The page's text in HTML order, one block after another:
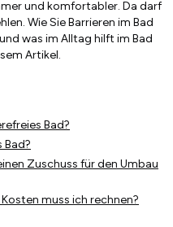
und komfortabler. Da darf
Wie Sie Barrieren im Bad
was im Alltag hilft im Bad
Artikel.
Bad?
Bad?
Zuschuss für den Umbau
muss ich rechnen?